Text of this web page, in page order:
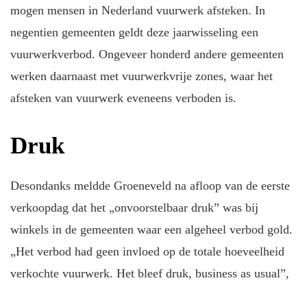
mogen mensen in Nederland vuurwerk afsteken. In
negentien gemeenten geldt deze jaarwisseling een
vuurwerkverbod. Ongeveer honderd andere gemeenten
werken daarnaast met vuurwerkvrije zones, waar het
afsteken van vuurwerk eveneens verboden is.
Druk
Desondanks meldde Groeneveld na afloop van de eerste
verkoopdag dat het „onvoorstelbaar druk” was bij
winkels in de gemeenten waar een algeheel verbod gold.
„Het verbod had geen invloed op de totale hoeveelheid
verkochte vuurwerk. Het bleef druk, business as usual”,